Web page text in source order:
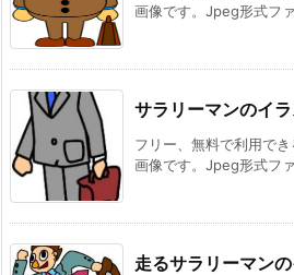
画像です。Jpeg形式フ
サラリーマンのイラ
フリー、無料で利用で
画像です。Jpeg形式フ
走るサラリーマン